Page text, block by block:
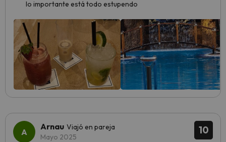
lo importante está todo estupendo
10
Arnau Viajó en pareja
Mayo 2025